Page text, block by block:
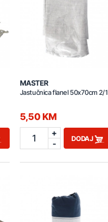
MASTER
Jastučnica flanel 50x70cm 2/1
5,50 KM
1
+
-
DODAJ